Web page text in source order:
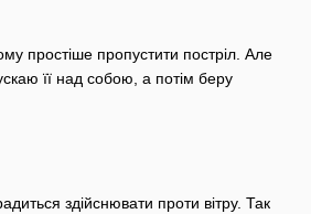
простіше пропустити постріл. Але
її над собою, а потім беру
здійснювати проти вітру. Так